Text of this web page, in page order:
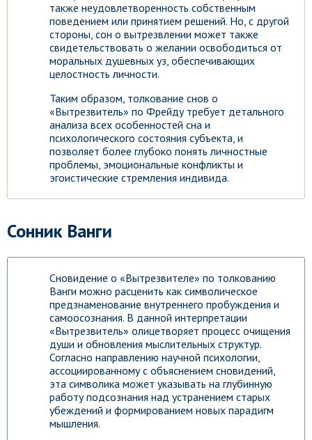
также неудовлетворенность собственным
поведением или принятием решений. Но, с другой
стороны, сон о вытрезвлении может также
свидетельствовать о желании освободиться от
моральных душевных уз, обеспечивающих
целостность личности.
Таким образом, толкование снов о
«Вытрезвитель» по Фрейду требует детального
анализа всех особенностей сна и
психологического состояния субъекта, и
позволяет более глубоко понять личностные
проблемы, эмоциональные конфликты и
эгоистические стремления индивида.
Сонник Ванги
Сновидение о «Вытрезвителе» по толкованию
Ванги можно расценить как символическое
предзнаменование внутреннего пробуждения и
самоосознания. В данной интерпретации
«Вытрезвитель» олицетворяет процесс очищения
души и обновления мыслительных структур.
Согласно направлению научной психологии,
ассоциированному с объяснением сновидений,
эта символика может указывать на глубинную
работу подсознания над устранением старых
убеждений и формированием новых парадигм
мышления.